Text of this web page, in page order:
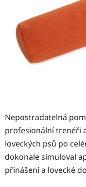
Nepostradatelná
profesionální trenéři
loveckých psů po
dokonale simuloval
přinášení a lovecké